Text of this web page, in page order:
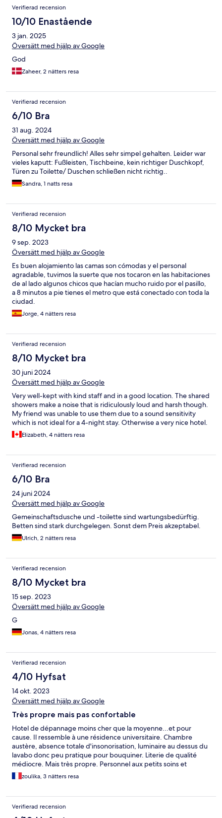
Verifierad recension
10/10 Enastående
3 jan. 2025
Översätt med hjälp av Google
God
Zaheer, 2 nätters resa
Verifierad recension
6/10 Bra
31 aug. 2024
Översätt med hjälp av Google
Personal sehr freundlich! Alles sehr simpel gehalten. Leider war
vieles kaputt: Fußleisten, Tischbeine, kein richtiger Duschkopf,
Türen zu Toilette/ Duschen schließen nicht richtig..
Sandra, 1 natts resa
Verifierad recension
8/10 Mycket bra
9 sep. 2023
Översätt med hjälp av Google
Es buen alojamiento las camas son cómodas y el personal
agradable, tuvimos la suerte que nos tocaron en las habitaciones
de al lado algunos chicos que hacían mucho ruido por el pasillo,
a 8 minutos a pie tienes el metro que está conectado con toda la
ciudad.
Jorge, 4 nätters resa
Verifierad recension
8/10 Mycket bra
30 juni 2024
Översätt med hjälp av Google
Very well-kept with kind staff and in a good location. The shared
showers make a noise that is ridiculously loud and harsh though.
My friend was unable to use them due to a sound sensitivity
which is not ideal for a 4-night stay. Otherwise a very nice hotel.
Elizabeth, 4 nätters resa
Verifierad recension
6/10 Bra
24 juni 2024
Översätt med hjälp av Google
Gemeinschaftsdusche und -toilette sind wartungsbedürftig.
Betten sind stark durchgelegen. Sonst dem Preis akzeptabel.
Ulrich, 2 nätters resa
Verifierad recension
8/10 Mycket bra
15 sep. 2023
Översätt med hjälp av Google
G
Jonas, 4 nätters resa
Verifierad recension
4/10 Hyfsat
14 okt. 2023
Översätt med hjälp av Google
Très propre mais pas confortable
Hotel de dépannage moins cher que la moyenne...et pour
cause. Il ressemble à une résidence universitaire. Chambre
austère, absence totale d'insonorisation, luminaire au dessus du
lavabo donc peu pratique pour bouquiner. Literie de qualité
médiocre. Mais très propre. Personnel aux petits soins et
situation proche des transports.
zoulika, 3 nätters resa
Verifierad recension